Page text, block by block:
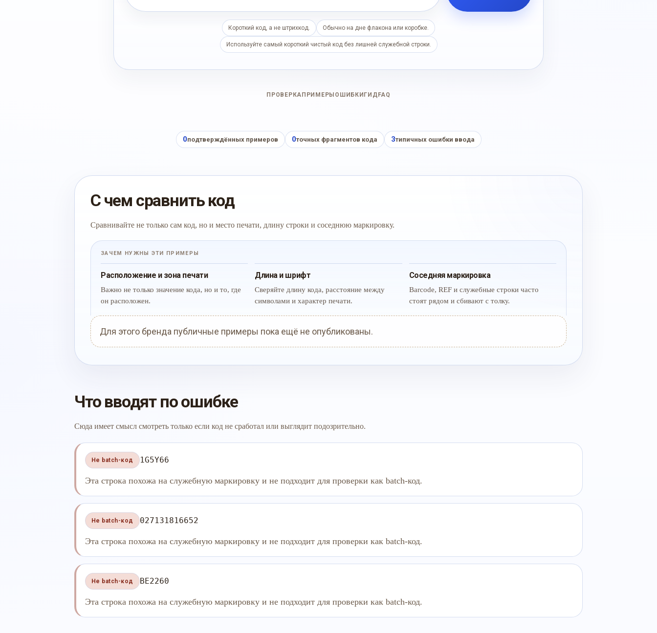
Короткий код, а не штрихкод. Обычно на дне флакона или коробке.
Используйте самый короткий чистый код без лишней служебной строки.
ПРОВЕРКА ПРИМЕРЫ ОШИБКИ ГИД FAQ
0подтверждённых примеров 0точных фрагментов кода 3типичных ошибки ввода
С чем сравнить код
Сравнивайте не только сам код, но и место печати, длину строки и соседнюю маркировку.
ЗАЧЕМ НУЖНЫ ЭТИ ПРИМЕРЫ
Расположение и зона печати
Важно не только значение кода, но и то, где
он расположен.
Длина и шрифт
Сверяйте длину кода, расстояние между
символами и характер печати.
Соседняя маркировка
Barcode, REF и служебные строки часто
стоят рядом и сбивают с толку.
Для этого бренда публичные примеры пока ещё не опубликованы.
Что вводят по ошибке
Сюда имеет смысл смотреть только если код не сработал или выглядит подозрительно.
Не batch-код 1G5Y66
Эта строка похожа на служебную маркировку и не подходит для проверки как batch-код.
Не batch-код 027131816652
Эта строка похожа на служебную маркировку и не подходит для проверки как batch-код.
Не batch-код BE2260
Эта строка похожа на служебную маркировку и не подходит для проверки как batch-код.